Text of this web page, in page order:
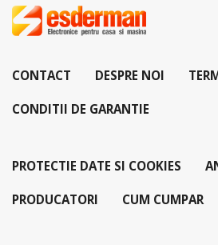
CONTACT DESPRE NOI
CONDITII DE GARANTIE
PROTECTIE DATE SI COOKIES
PRODUCATORI CUM CUMPAR